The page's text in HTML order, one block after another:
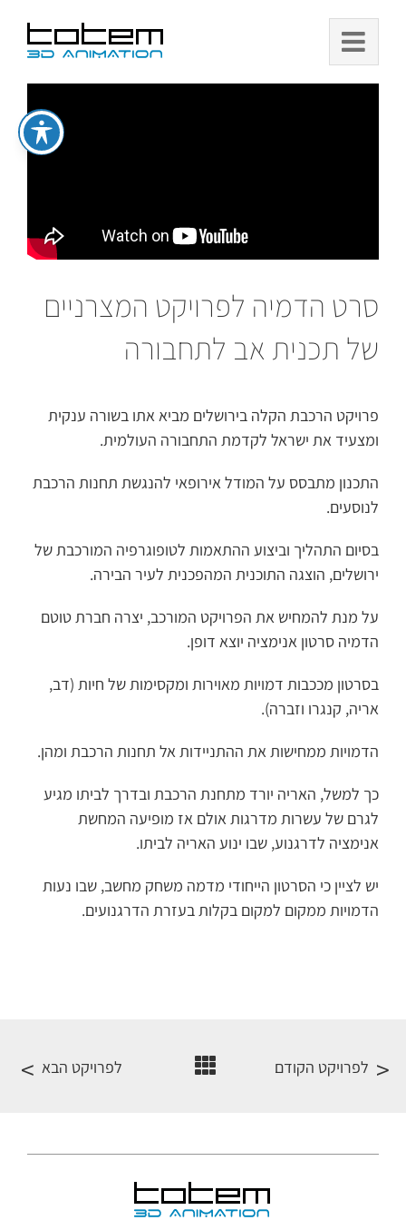
content
סרט הדמיה לפרויקט המצרניים
של תכנית אב לתחבורה
פרויקט הרכבת הקלה בירושלים מביא אתו בשורה ענקית
ומצעיד את ישראל לקדמת התחבורה העולמית.
התכנון מתבסס על המודל אירופאי להנגשת תחנות הרכבת
לנוסעים.
בסיום התהליך וביצוע ההתאמות לטופוגרפיה המורכבת של
ירושלים, הוצגה התוכנית המהפכנית לעיר הבירה.
על מנת להמחיש את הפרויקט המורכב, יצרה חברת טוטם
הדמיה סרטון אנימציה יוצא דופן.
בסרטון מככבות דמויות מאוירות ומקסימות של חיות (דב,
אריה, קנגרו וזברה).
הדמויות ממחישות את ההתניידות אל תחנות הרכבת ומהן.
כך למשל, האריה יורד מתחנת הרכבת ובדרך לביתו מגיע
לגרם של עשרות מדרגות אולם אז מופיעה המחשת
אנימציה לדרגנוע, שבו ינוע האריה לביתו.
יש לציין כי הסרטון הייחודי מדמה משחק מחשב, שבו נעות
הדמויות ממקום למקום בקלות בעזרת הדרגנועים.
לפרויקט הקודם לפרויקט הבא